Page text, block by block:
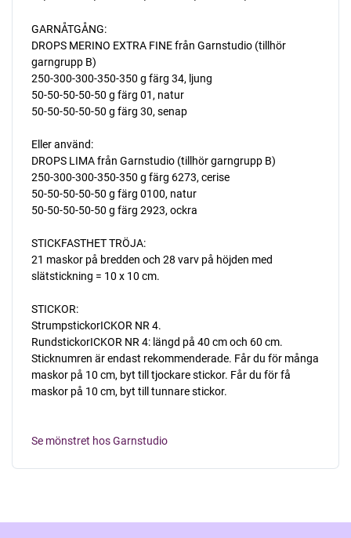
GARNÅTGÅNG:
DROPS MERINO EXTRA FINE från Garnstudio (tillhör
garngrupp B)
250-300-300-350-350 g färg 34, ljung
50-50-50-50-50 g färg 01, natur
50-50-50-50-50 g färg 30, senap
Eller använd:
DROPS LIMA från Garnstudio (tillhör garngrupp B)
250-300-300-350-350 g färg 6273, cerise
50-50-50-50-50 g färg 0100, natur
50-50-50-50-50 g färg 2923, ockra
STICKFASTHET TRÖJA:
21 maskor på bredden och 28 varv på höjden med
slätstickning = 10 x 10 cm.
STICKOR:
StrumpstickorICKOR NR 4.
RundstickorICKOR NR 4: längd på 40 cm och 60 cm.
Sticknumren är endast rekommenderade. Får du för många
maskor på 10 cm, byt till tjockare stickor. Får du för få
maskor på 10 cm, byt till tunnare stickor.
Se mönstret hos Garnstudio